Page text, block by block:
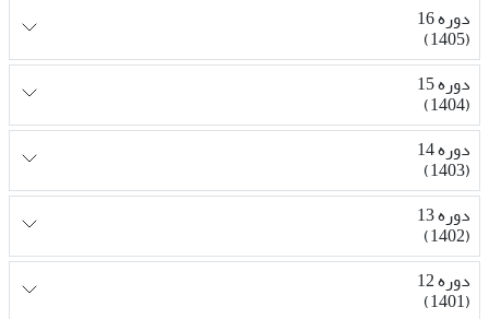
دوره 16
(1405)
دوره 15
(1404)
دوره 14
(1403)
دوره 13
(1402)
دوره 12
(1401)